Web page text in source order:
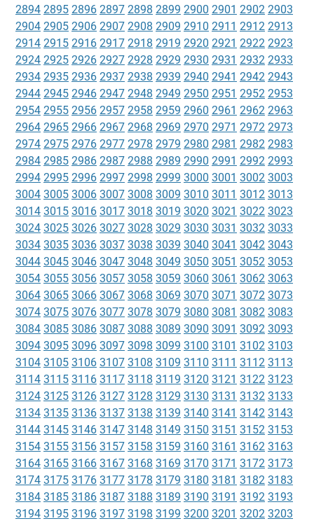
2894 2895 2896 2897 2898 2899 2900 2901 2902 2903
2904 2905 2906 2907 2908 2909 2910 2911 2912 2913
2914 2915 2916 2917 2918 2919 2920 2921 2922 2923
2924 2925 2926 2927 2928 2929 2930 2931 2932 2933
2934 2935 2936 2937 2938 2939 2940 2941 2942 2943
2944 2945 2946 2947 2948 2949 2950 2951 2952 2953
2954 2955 2956 2957 2958 2959 2960 2961 2962 2963
2964 2965 2966 2967 2968 2969 2970 2971 2972 2973
2974 2975 2976 2977 2978 2979 2980 2981 2982 2983
2984 2985 2986 2987 2988 2989 2990 2991 2992 2993
2994 2995 2996 2997 2998 2999 3000 3001 3002 3003
3004 3005 3006 3007 3008 3009 3010 3011 3012 3013
3014 3015 3016 3017 3018 3019 3020 3021 3022 3023
3024 3025 3026 3027 3028 3029 3030 3031 3032 3033
3034 3035 3036 3037 3038 3039 3040 3041 3042 3043
3044 3045 3046 3047 3048 3049 3050 3051 3052 3053
3054 3055 3056 3057 3058 3059 3060 3061 3062 3063
3064 3065 3066 3067 3068 3069 3070 3071 3072 3073
3074 3075 3076 3077 3078 3079 3080 3081 3082 3083
3084 3085 3086 3087 3088 3089 3090 3091 3092 3093
3094 3095 3096 3097 3098 3099 3100 3101 3102 3103
3104 3105 3106 3107 3108 3109 3110 3111 3112 3113
3114 3115 3116 3117 3118 3119 3120 3121 3122 3123
3124 3125 3126 3127 3128 3129 3130 3131 3132 3133
3134 3135 3136 3137 3138 3139 3140 3141 3142 3143
3144 3145 3146 3147 3148 3149 3150 3151 3152 3153
3154 3155 3156 3157 3158 3159 3160 3161 3162 3163
3164 3165 3166 3167 3168 3169 3170 3171 3172 3173
3174 3175 3176 3177 3178 3179 3180 3181 3182 3183
3184 3185 3186 3187 3188 3189 3190 3191 3192 3193
3194 3195 3196 3197 3198 3199 3200 3201 3202 3203